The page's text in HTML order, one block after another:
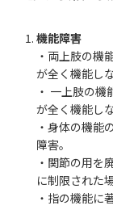
機能障害
・両上肢の機
が全く機能し
・ 一上肢の
が全く機能し
・身体の機能
障害。
・関節の用を
に制限された
・指の機能に